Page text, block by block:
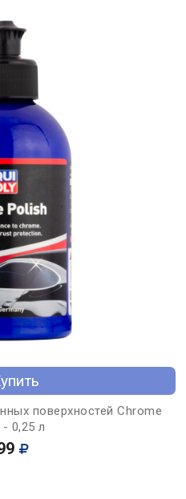
поверхностей Chrome
0,25 л